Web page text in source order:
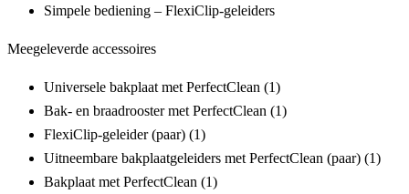
Simpele bediening – FlexiClip-geleiders
Meegeleverde accessoires
Universele bakplaat met PerfectClean (1)
Bak- en braadrooster met PerfectClean (1)
FlexiClip-geleider (paar) (1)
Uitneembare bakplaatgeleiders met PerfectClean (paar) (1)
Bakplaat met PerfectClean (1)